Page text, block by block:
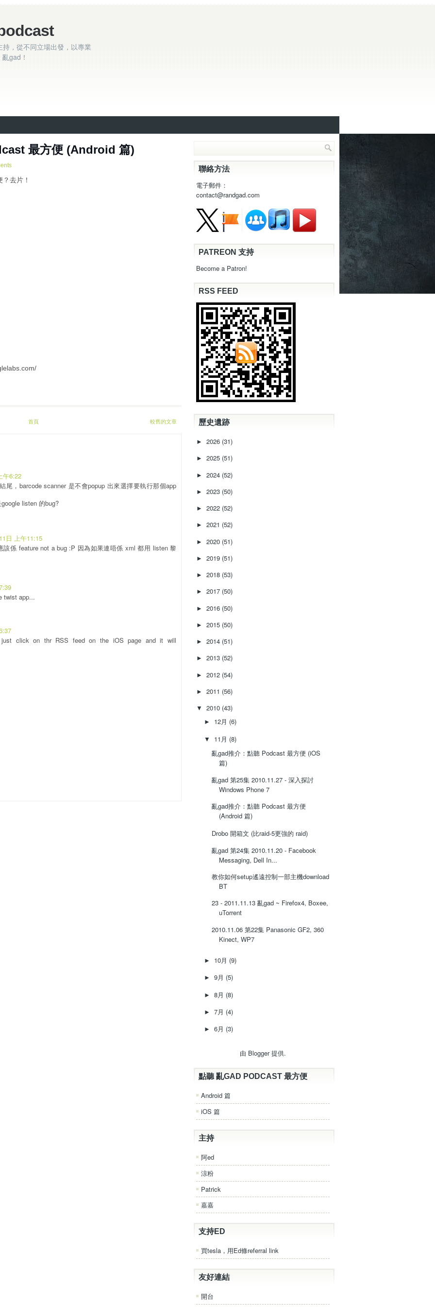
，從不同立場出發，以專業
gad！
最方便 (Android 篇)
去片！
較舊的文章
首頁
午6:22
尾，barcode scanner 是不會popup 出來選擇要執行那個app
listen 的bug?
日 上午11:15
該係 feature not a bug :P 因為如果連唔係 xml 都用 listen 黎
twist app...
just click on thr RSS feed on the iOS page and it will
聯絡方法
電子郵件：
contact@randgad.com
PATREON 支持
Become a Patron!
RSS FEED
歷史遺跡
► 2026 (31)
► 2025 (51)
► 2024 (52)
► 2023 (50)
► 2022 (52)
► 2021 (52)
► 2020 (51)
► 2019 (51)
► 2018 (53)
► 2017 (50)
► 2016 (50)
► 2015 (50)
► 2014 (51)
► 2013 (52)
► 2012 (54)
► 2011 (56)
▼ 2010 (43)
► 12月 (6)
▼ 11月 (8)
亂gad推介：點聽 Podcast 最方便 (iOS
篇)
亂gad 第25集 2010.11.27 - 深入探討
Windows Phone 7
亂gad推介：點聽 Podcast 最方便
(Android 篇)
Drobo 開箱文 (比raid-5更強的 raid)
亂gad 第24集 2010.11.20 - Facebook
Messaging, Dell In...
教你如何setup遙遠控制一部主機download
BT
23 - 2011.11.13 亂gad ~ Firefox4, Boxee,
uTorrent
2010.11.06 第22集 Panasonic GF2, 360
Kinect, WP7
► 10月 (9)
► 9月 (5)
► 8月 (8)
► 7月 (4)
► 6月 (3)
由 Blogger提供.
點聽 亂GAD PODCAST 最方便
Android 篇
iOS 篇
主持
阿ed
涼粉
Patrick
嘉嘉
支持ED
買tesla，用Ed條referral link
友好連結
開台